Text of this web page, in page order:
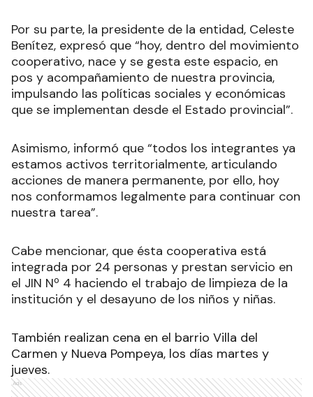
Por su parte, la presidente de la entidad, Celeste
Benítez, expresó que “hoy, dentro del movimiento
cooperativo, nace y se gesta este espacio, en
pos y acompañamiento de nuestra provincia,
impulsando las políticas sociales y económicas
que se implementan desde el Estado provincial”.
Asimismo, informó que “todos los integrantes ya
estamos activos territorialmente, articulando
acciones de manera permanente, por ello, hoy
nos conformamos legalmente para continuar con
nuestra tarea”.
Cabe mencionar, que ésta cooperativa está
integrada por 24 personas y prestan servicio en
el JIN Nº 4 haciendo el trabajo de limpieza de la
institución y el desayuno de los niños y niñas.
También realizan cena en el barrio Villa del
Carmen y Nueva Pompeya, los días martes y
jueves.
Ads